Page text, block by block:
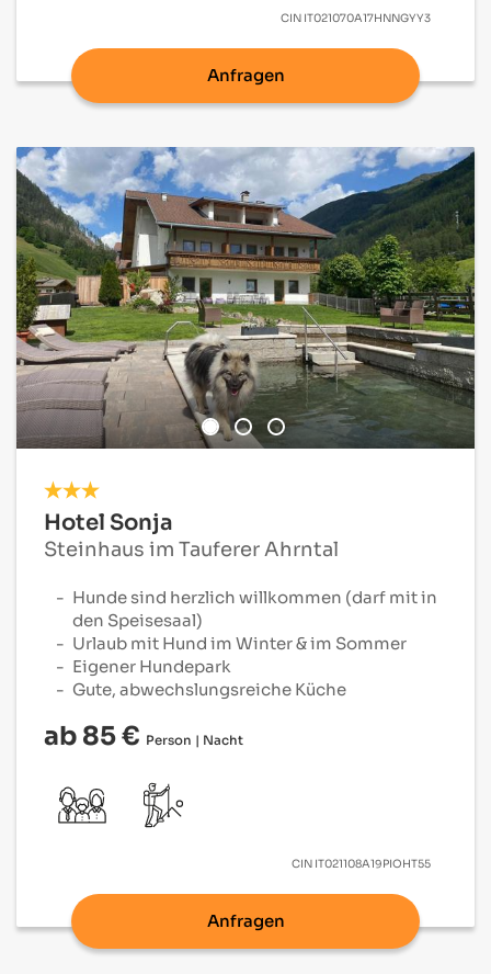
CIN IT021070A17HNNGYY3
Anfragen
Hotel Sonja
Steinhaus im Tauferer Ahrntal
Hunde sind herzlich willkommen (darf mit in
den Speisesaal)
Urlaub mit Hund im Winter & im Sommer
Eigener Hundepark
Gute, abwechslungsreiche Küche
ab 85 € Person | Nacht
CIN IT021108A19PIOHT55
Anfragen